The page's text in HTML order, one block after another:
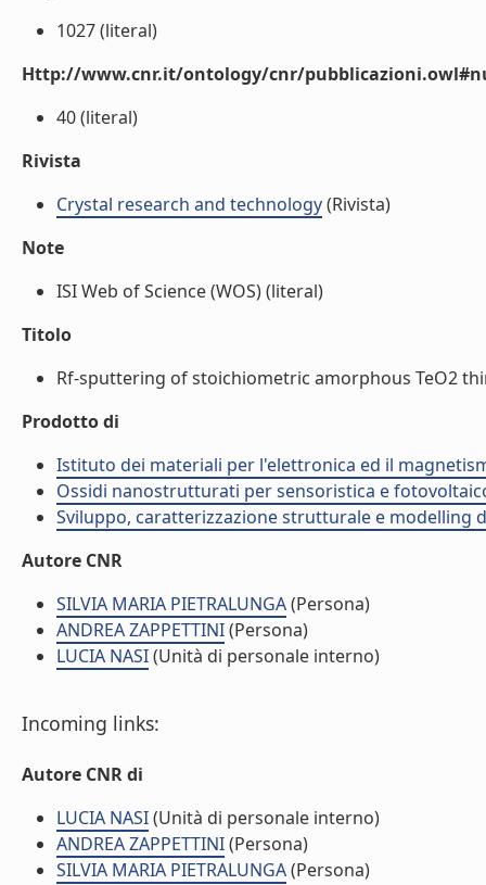
1027 (literal)
Http://www.cnr.it/ontology/cnr/
40 (literal)
Rivista
Crystal research and technology(Rivista)
Note
ISI Web of Science (WOS) (literal)
Titolo
Rf-sputtering of stoichiometric amorphous TeO2
Prodotto di
Istituto dei materiali per l'elettronica ed il
Ossidi nanostrutturati per sensoristica e fotovoltaico
Sviluppo, caratterizzazione strutturale e modelling
Autore CNR
SILVIA MARIA PIETRALUNGA(Persona)
ANDREA ZAPPETTINI(Persona)
LUCIA NASI(Unità di personale interno)
Incoming links:
Autore CNR di
LUCIA NASI(Unità di personale interno)
ANDREA ZAPPETTINI(Persona)
SILVIA MARIA PIETRALUNGA(Persona)